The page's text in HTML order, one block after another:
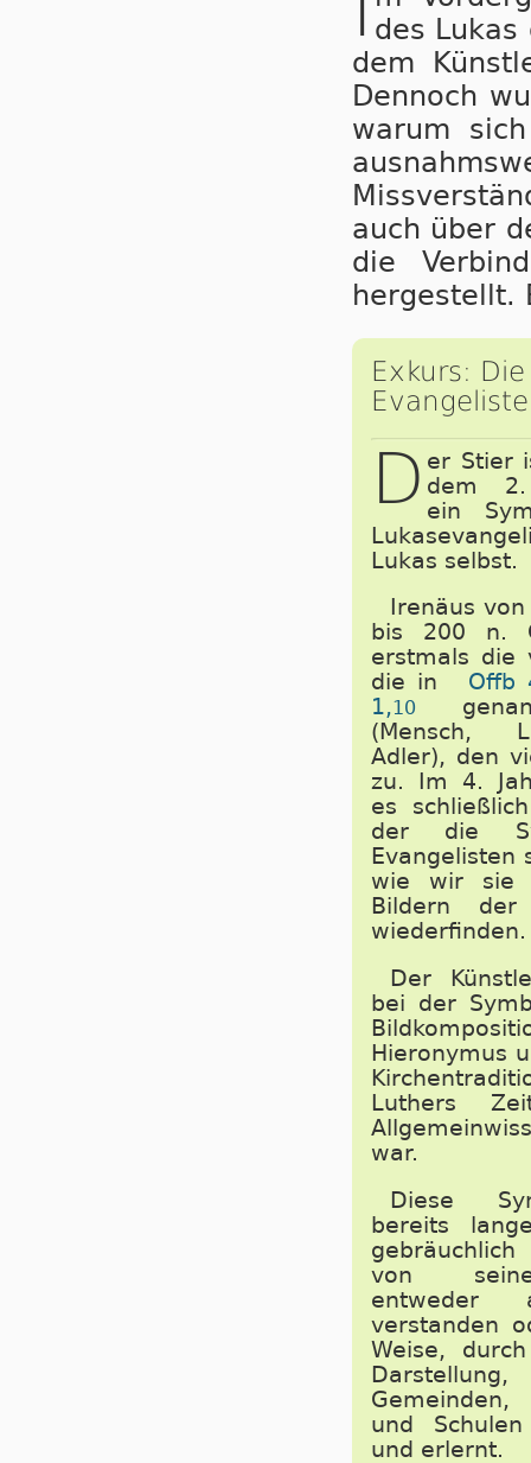
des
dem
Dennoch
warum
auch über
die
hergestellt.
Exkurs: Die
D er Stier
dem 2.
ein
Lukas selbst.
Irenäus
bis 200 n.
erstmals die
die in
Offb
1,10
(Mensch,
Adler), den
zu. Im 4.
es
der die
Evangelisten
wie wir sie
Bildern der
wiederfinden.
Der
bei der
Hieronymus
Luthers
war.
Diese
bereits
von
entweder
verstanden
Weise,
und
und erlernt.